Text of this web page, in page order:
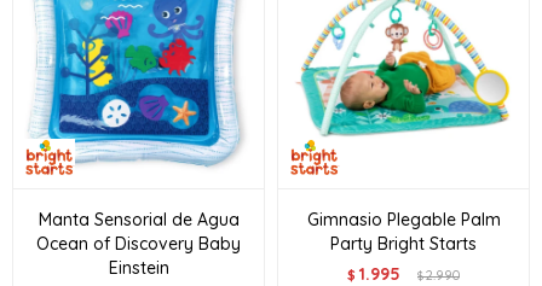
Manta Sensorial de Agua
Ocean of Discovery Baby
Einstein
Gimnasio Plegable Palm
Party Bright Starts
$ 1.995 $2.990